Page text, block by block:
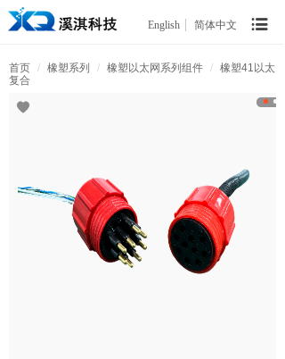
English 简体中文
首页 / 橡塑系列 / 橡塑以太网系列组件 / 橡塑41以太
复合